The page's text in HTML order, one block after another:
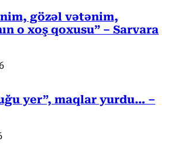
gözəl vətənim,
o xoş qoxusu” – Sarvara
yer”, maqlar yurdu… –